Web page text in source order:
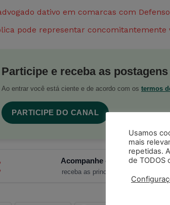
dativo em comarcas com
pode representar concomitantemente
Participe e receba as
Ao entrar você está ciente e de acordo com os termos
PARTICIPE DO CANAL
Acompanhe o Juristas no
receba as principais notícias
Usamos
mais
repetidas.
de TODOS